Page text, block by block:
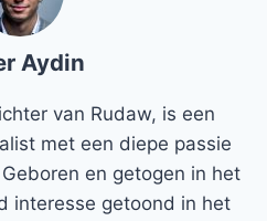
Aydin
van Rudaw, is een
met een diepe passie
en getogen in het
interesse getoond in het